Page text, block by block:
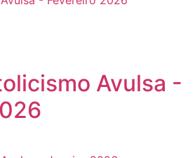
Avulsa -